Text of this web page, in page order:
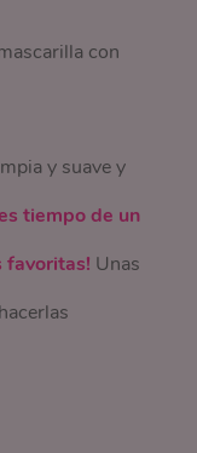
con
y suave y
tiempo de un
favoritas! Unas